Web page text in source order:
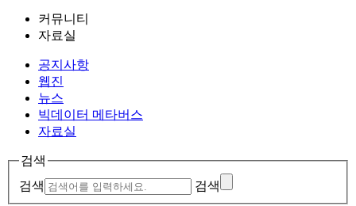
커뮤니티
자료실
공지사항
웹진
뉴스
빅데이터 메타버스
자료실
검색
검색
검색